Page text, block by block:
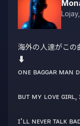
Lojay,
海外の人達がこ
⬇️
ᴏɴᴇ ʙᴀɢɢᴀʀ ᴍᴀɴ
ʙᴜᴛ ᴍʏ ʟᴏᴠᴇ ɢɪʀʟ,
ɪ'ʟʟ ɴᴇᴠᴇʀ ᴛᴀʟᴋ